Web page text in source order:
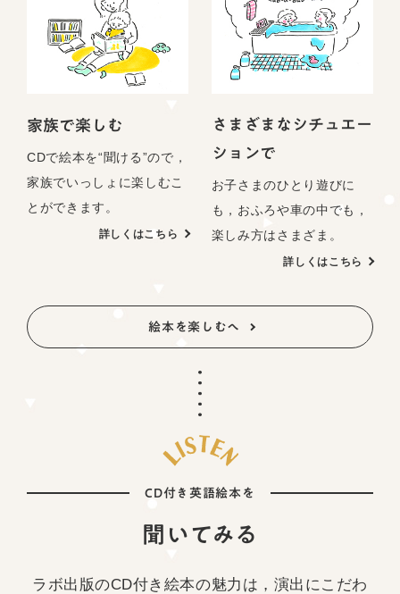
家族で楽しむ
CDで絵本を“聞ける”ので，
家族でいっしょに楽しむこ
とができます。
詳しくはこちら
さまざまなシチュエー
ションで
お子さまのひとり遊びに
も，おふろや車の中でも，
楽しみ方はさまざま。
詳しくはこちら
絵本を楽しむへ
CD付き英語絵本を
聞いてみる
ラボ出版のCD付き絵本の魅力は，演出にこだわ